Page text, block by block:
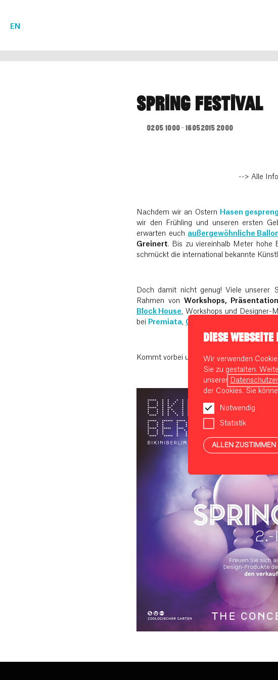
EN
DIESE
Wir verwenden
Sie zu gestalten.
unserer
der Cookies. Sie
Notwendig
Statistik
ALLEN ZUSTIMMEN
SPRING FESTIVAL
02.05. 10:00 - 16.05.2015 20:00
--> Alle
Nachdem wir an Ostern Hasen
wir den Frühling und unseren ersten
erwarten euch außergewöhnliche
Greinert. Bis zu viereinhalb Meter hohe
schmückt die international bekannte
Doch damit nicht genug! Viele unserer
Rahmen von Workshops,
Block House, Workshops und Designer-
bei Premiata, Odeeh
Kommt vorbei und feiert mit uns einen